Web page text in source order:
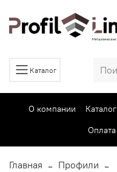
Каталог
О компании Каталог
Оплата
Главная Профили